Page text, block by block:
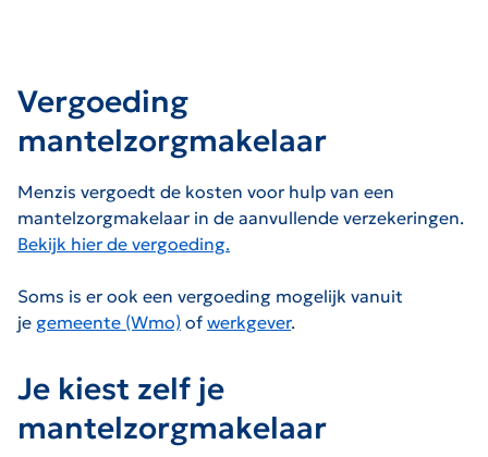
Vergoeding
mantelzorgmakelaar
Menzis vergoedt de kosten voor hulp van een
mantelzorgmakelaar in de aanvullende verzekeringen.
Bekijk hier de vergoeding.
Soms is er ook een vergoeding mogelijk vanuit
je gemeente (Wmo) of werkgever.
Je kiest zelf je
mantelzorgmakelaar